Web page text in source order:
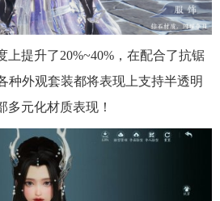
提升了20%~40%，在配合了抗锯
种外观套装都将表现上支持半透明
多元化材质表现！